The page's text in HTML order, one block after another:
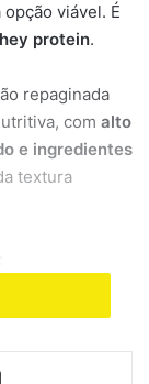
viável. É
protein.
repaginada
com alto
e ingredientes
textura
um prato
e
Imprimir